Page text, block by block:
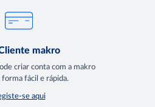
makro
criar conta com a makro
forma fácil e rápida.
se aqui